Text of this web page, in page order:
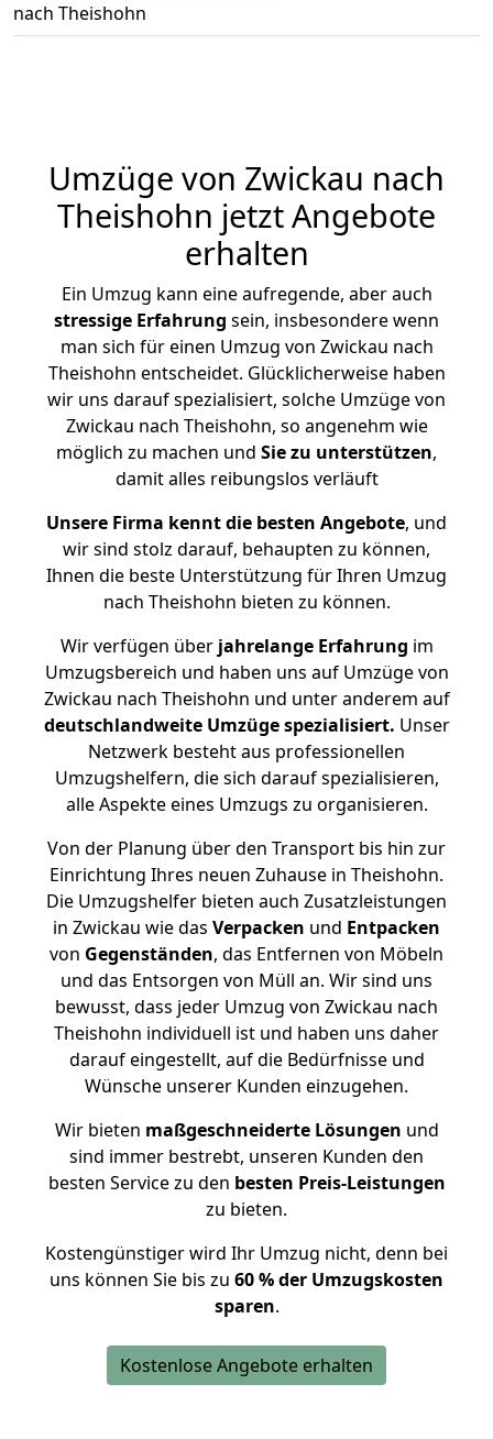
nach Theishohn
Umzüge von Zwickau nach
Theishohn jetzt Angebote
erhalten
Ein Umzug kann eine aufregende, aber auch
stressige Erfahrung sein, insbesondere wenn
man sich für einen Umzug von Zwickau nach
Theishohn entscheidet. Glücklicherweise haben
wir uns darauf spezialisiert, solche Umzüge von
Zwickau nach Theishohn, so angenehm wie
möglich zu machen und Sie zu unterstützen,
damit alles reibungslos verläuft
Unsere Firma kennt die besten Angebote, und
wir sind stolz darauf, behaupten zu können,
Ihnen die beste Unterstützung für Ihren Umzug
nach Theishohn bieten zu können.
Wir verfügen überjahrelange Erfahrung im
Umzugsbereich und haben uns auf Umzüge von
Zwickau nach Theishohn und unter anderem auf
deutschlandweite Umzüge spezialisiert. Unser
Netzwerk besteht aus professionellen
Umzugshelfern, die sich darauf spezialisieren,
alle Aspekte eines Umzugs zu organisieren.
Von der Planung über den Transport bis hin zur
Einrichtung Ihres neuen Zuhause in Theishohn.
Die Umzugshelfer bieten auch Zusatzleistungen
in Zwickau wie das Verpacken und Entpacken
von Gegenständen, das Entfernen von Möbeln
und das Entsorgen von Müll an. Wir sind uns
bewusst, dass jeder Umzug von Zwickau nach
Theishohn individuell ist und haben uns daher
darauf eingestellt, auf die Bedürfnisse und
Wünsche unserer Kunden einzugehen.
Wir bieten maßgeschneiderte Lösungen und
sind immer bestrebt, unseren Kunden den
besten Service zu den besten Preis-Leistungen
zu bieten.
Kostengünstiger wird Ihr Umzug nicht, denn bei
uns können Sie bis zu 60 % der Umzugskosten
sparen.
Kostenlose Angebote erhalten